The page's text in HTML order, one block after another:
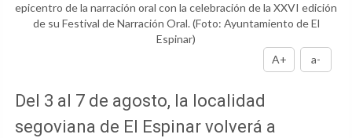
epicentro de la narración oral con la celebración de la XXVI edición
de su Festival de Narración Oral.(Foto: Ayuntamiento de El
Espinar)
A+
a-
Del 3 al 7 de agosto, la localidad
segoviana de El Espinar volverá a